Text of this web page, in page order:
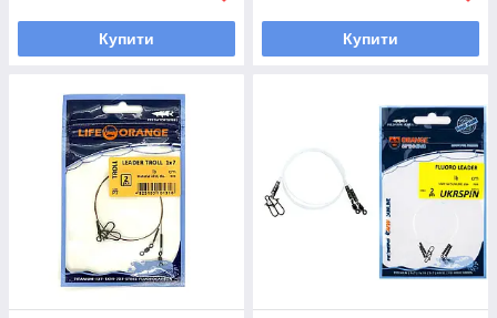
Купити Купити